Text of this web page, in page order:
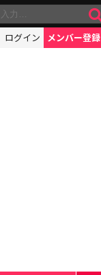
ログイン メンバー登録